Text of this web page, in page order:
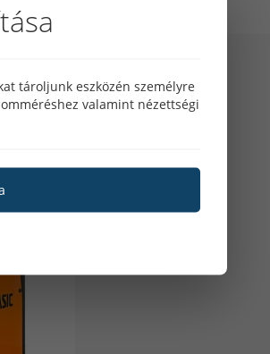
áramerősség állítást biztosít a
elektródákkal, amelyek kiváló
függetlenül attól, hogy melyik
segítségével hegesztés közben
Az elektróda és a
reagál a gép, növelve, vagy
tároljunk eszközén személyre
valamint nézettségi